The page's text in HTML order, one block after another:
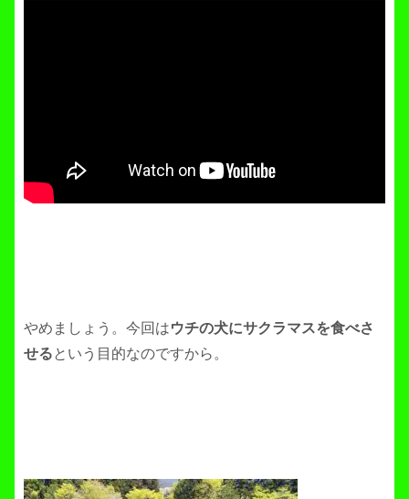
やめましょう。今回はウチの犬にサクラマスを食べさ
せるという目的なのですから。